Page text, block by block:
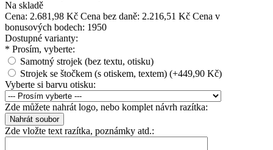
Na skladě
Cena: 2.681,98 Kč Cena bez daně: 2.216,51 Kč Cena v
bonusových bodech: 1950
Dostupné varianty:
* Prosím, vyberte:
Samotný strojek (bez textu, otisku)
Strojek se štočkem (s otiskem, textem) (+449,90 Kč)
Vyberte si barvu otisku:
Zde můžete nahrát logo, nebo komplet návrh razítka:
Zde vložte text razítka, poznámky atd.: